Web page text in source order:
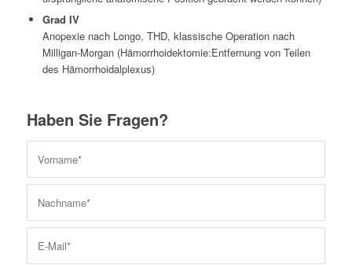
Grad IV
Anopexie nach Longo, THD, klassische Operation nach
Milligan-Morgan (Hämorrhoidektomie:Entfernung von Teilen
des Hämorrhoidalplexus)
Haben Sie Fragen?